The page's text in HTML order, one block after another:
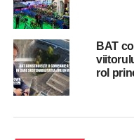
DON'T MISS
Unul dintre cele mai
din lume, Grand
în luna mai
BAT
rol